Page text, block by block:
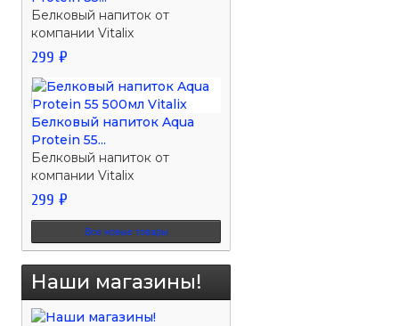
Белковый напиток от
компании Vitalix
299 ₽
Белковый напиток Aqua
Protein 55...
Белковый напиток от
компании Vitalix
299 ₽
Все новые товары
Наши магазины!